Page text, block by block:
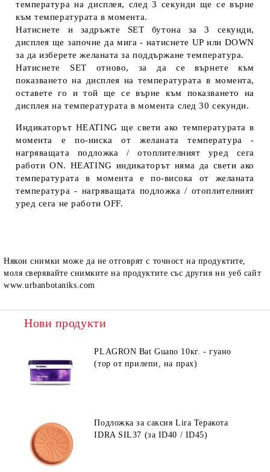
температура на дисплея, след 3 секунди ще се върне
към температурата в момента.
Натиснете и задръжте SET бутона за 3 секунди,
дисплея ще започне да мига - натиснете UPили DOWN
за да изберете желаната за поддържане температура.
Натиснете SET отново, за да се върнете към
показването на дисплея на температурата в момента,
оставете го и той ще се върне към показването на
дисплея на температурата в момента след 30 секунди.
Индикаторът HEATING ще свети ако температурата в
момента е по-ниска от желаната температура -
нагряващата подложка / отоплителният уред сега
работиON. HEATING индикаторът няма да свети ако
температурата в момента е по-висока от желаната
температура - нагряващата подложка / отоплителният
уред сега не работиOFF.
Някои снимки може да не отговрят с точност на продуктите,
моля сверявайте снимките на продуктите със другия ни уеб сайт
www.urbanbotaniks.com
Нови продукти
PLAGRON Bat Guano 10кг. - гуано
(тор от прилепи, на прах)
Подложка за саксия Lira Теракота
IDRA SIL37 (за ID40 / ID45)